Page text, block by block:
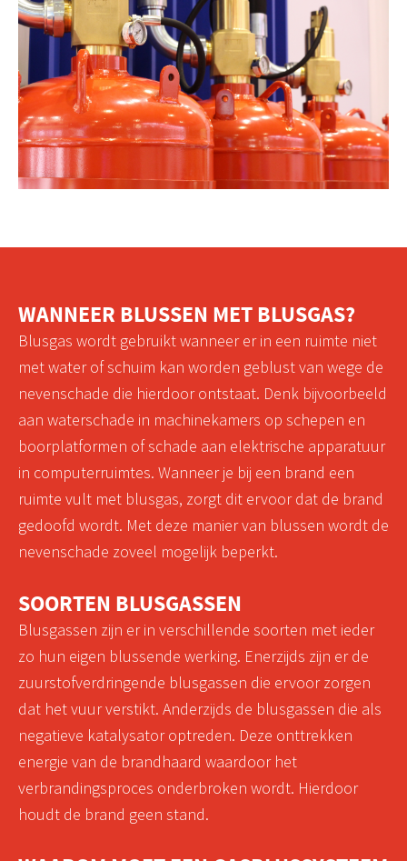
WANNEER BLUSSEN MET BLUSGAS?
Blusgas wordt gebruikt wanneer er in een ruimte niet
met water of schuim kan worden geblust van wege de
nevenschade die hierdoor ontstaat. Denk bijvoorbeeld
aan waterschade in machinekamers op schepen en
boorplatformen of schade aan elektrische apparatuur
in computerruimtes. Wanneer je bij een brand een
ruimte vult met blusgas, zorgt dit ervoor dat de brand
gedoofd wordt. Met deze manier van blussen wordt de
nevenschade zoveel mogelijk beperkt.
SOORTEN BLUSGASSEN
Blusgassen zijn er in verschillende soorten met ieder
zo hun eigen blussende werking. Enerzijds zijn er de
zuurstofverdringende blusgassen die ervoor zorgen
dat het vuur verstikt. Anderzijds de blusgassen die als
negatieve katalysator optreden. Deze onttrekken
energie van de brandhaard waardoor het
verbrandingsproces onderbroken wordt. Hierdoor
houdt de brand geen stand.